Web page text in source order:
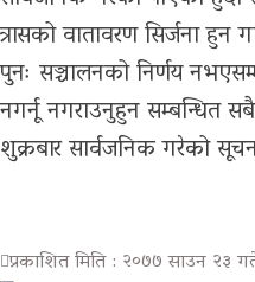
भिडियो
ग्यालरी
त्रासको वातावरण सिर्जना
पुनः सञ्चालनको निर्णय
नगर्नू नगराउनुहुन सम्बन्धित
शुक्रबार सार्वजनिक गरेको
प्रकाशित मिति : २०७७ साउन २३